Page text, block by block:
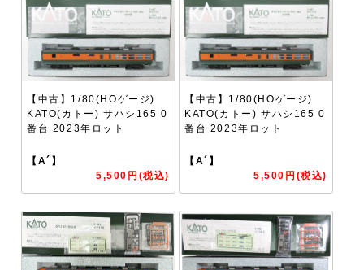
【中古】1/80(HOゲージ)
KATO(カトー) サハシ165 0
番台 2023年ロット
【A´】
5,500円(税込)
【中古】1/80(HOゲージ)
KATO(カトー) サハシ165 0
番台 2023年ロット
【A´】
5,500円(税込)